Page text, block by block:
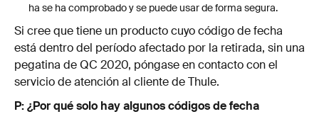
ha se ha comprobado y se puede usar de forma segura.
Si cree que tiene un producto cuyo código de fecha
está dentro del período afectado por la retirada, sin una
pegatina de QC 2020, póngase en contacto con el
servicio de atención al cliente de Thule.
P: ¿Por qué solo hay algunos códigos de fecha